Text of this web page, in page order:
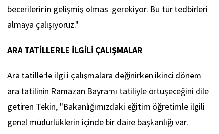
becerilerinin gelişmiş olması gerekiyor. Bu tür tedbirleri
almaya çalışıyoruz."
ARA TATİLLERLE İLGİLİ ÇALIŞMALAR
Ara tatillerle ilgili çalışmalara değinirken ikinci dönem
ara tatilinin Ramazan Bayramı tatiliyle örtüşeceğini dile
getiren Tekin, "Bakanlığımızdaki eğitim öğretimle ilgili
genel müdürlüklerin içinde bir daire başkanlığı var.